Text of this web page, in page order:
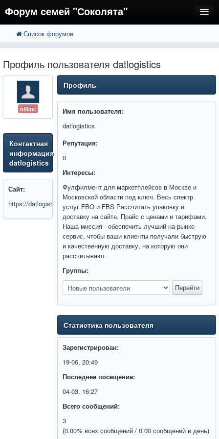
Форум семей "Соколята"
FAQ
Регистрация
Вход
Список форумов
Профиль пользователя datlogistics
offline
Контактная
информация
datlogistics
Сайт:
https://datlogistics.ru/
Профиль
Имя пользователя:
datlogistics
Репутация:
0
Интересы:
Фулфилмент для маркетплейсов в Москве и
Московской области под ключ. Весь спектр
услуг FBO и FBS Рассчитать упаковку и
доставку на сайте. Прайс с ценами и тарифами.
Наша миссия - обеспечить лучший на рынке
сервис, чтобы ваши клиенты получали быструю
и качественную доставку, на которую они
рассчитывают.
Группы:
Статистика пользователя
Зарегистрирован:
19-06, 20:49
Последнее посещение:
04-03, 16:27
Всего сообщений:
3
(0.00% всех сообщений / 0.00 сообщений в день)